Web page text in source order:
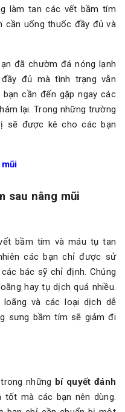
làm tan các vết bầm tím
cần uống thuốc đầy đủ và
đã chườm đá nóng lạnh
đủ mà tình trạng vẫn
cần đến gặp ngay các
lại. Trong những trường
sẽ được kê cho các bạn
sau nâng mũi
bầm tím và máu tụ tan
các bạn chỉ được sử
bác sỹ chỉ định. Chúng
hay tụ dịch quá nhiều.
loãng và các loại dịch dễ
sưng bầm tím sẽ giảm đi
những bí quyết đánh
tốt mà các bạn nên dùng.